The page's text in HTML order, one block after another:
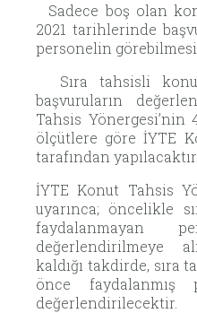
Sadece boş olan
2021 tarihlerinde
personelin
Sıra tahsisli
başvuruların
Tahsis
ölçütlere göre İYTE
tarafından yapılacaktır.
İYTE Konut Tahsis
uyarınca; öncelikle
faydalanmayan
değerlendirilmeye
kaldığı takdirde, sıra
önce faydalanmış
değerlendirilecektir.